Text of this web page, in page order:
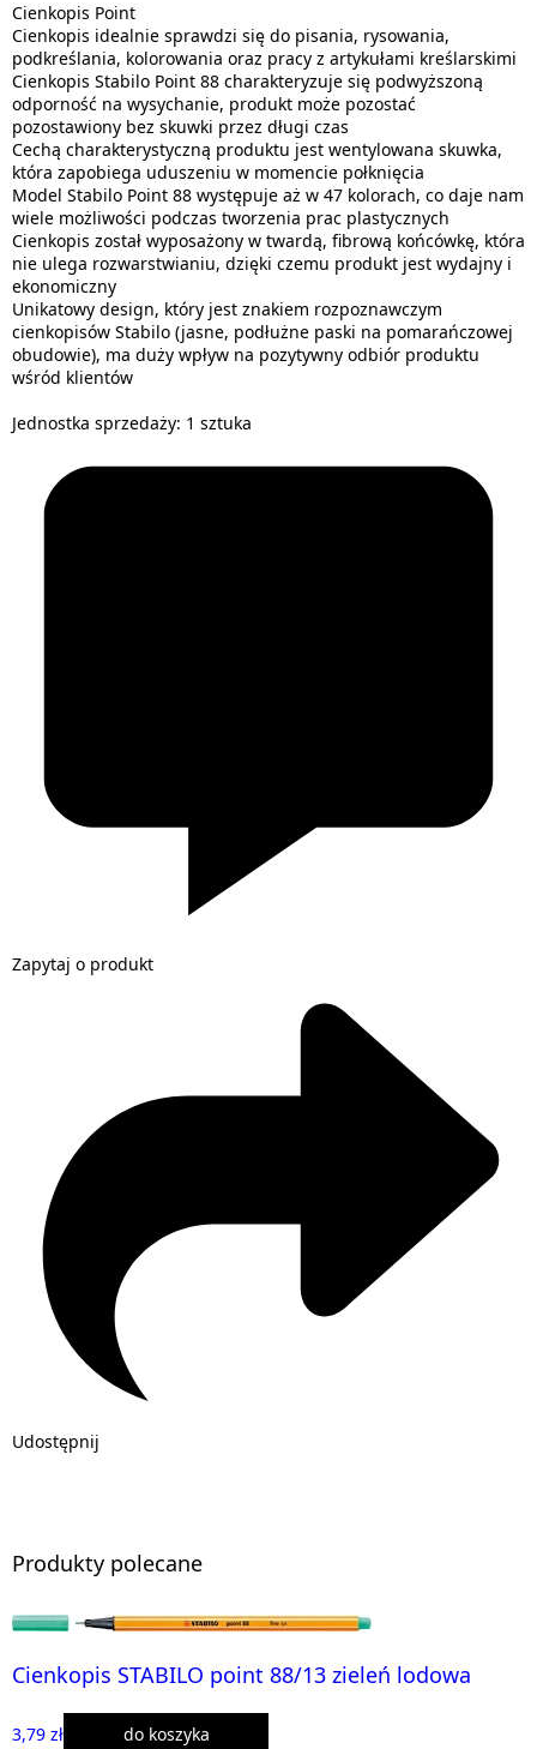
Cienkopis Point
Cienkopis idealnie sprawdzi się do pisania, rysowania,
podkreślania, kolorowania oraz pracy z artykułami kreślarskimi
Cienkopis Stabilo Point 88 charakteryzuje się podwyższoną
odporność na wysychanie, produkt może pozostać
pozostawiony bez skuwki przez długi czas
Cechą charakterystyczną produktu jest wentylowana skuwka,
która zapobiega uduszeniu w momencie połknięcia
Model Stabilo Point 88 występuje aż w 47 kolorach, co daje nam
wiele możliwości podczas tworzenia prac plastycznych
Cienkopis został wyposażony w twardą, fibrową końcówkę, która
nie ulega rozwarstwianiu, dzięki czemu produkt jest wydajny i
ekonomiczny
Unikatowy design, który jest znakiem rozpoznawczym
cienkopisów Stabilo (jasne, podłużne paski na pomarańczowej
obudowie), ma duży wpływ na pozytywny odbiór produktu
wśród klientów
Jednostka sprzedaży: 1 sztuka
Zapytaj o produkt
Udostępnij
Produkty polecane
Cienkopis STABILO point 88/13 zieleń lodowa
3,79 zł do koszyka